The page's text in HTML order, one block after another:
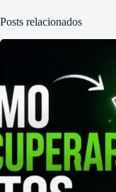
Posts relacionados